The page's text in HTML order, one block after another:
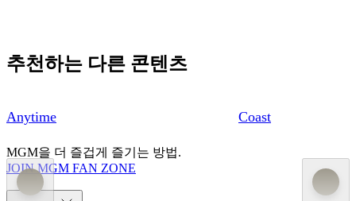
추천하는 다른 콘텐츠
Anytime Coast
MGM을 더 즐겁게 즐기는 방법.
JOIN MGM FAN ZONE